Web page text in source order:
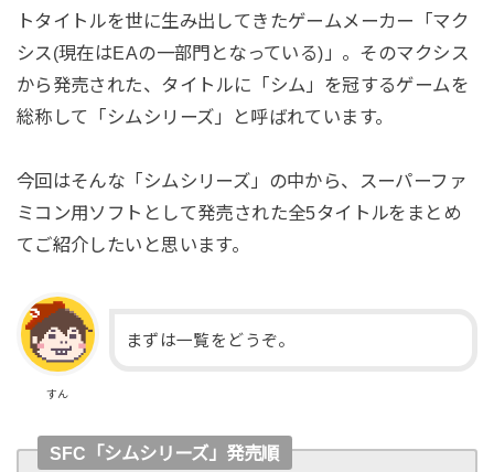
トタイトルを世に生み出してきたゲームメーカー「マク
シス(現在はEAの一部門となっている)」。そのマクシス
から発売された、タイトルに「シム」を冠するゲームを
総称して「シムシリーズ」と呼ばれています。
今回はそんな「シムシリーズ」の中から、スーパーファ
ミコン用ソフトとして発売された全5タイトルをまとめ
てご紹介したいと思います。
すん
まずは一覧をどうぞ。
SFC「シムシリーズ」発売順